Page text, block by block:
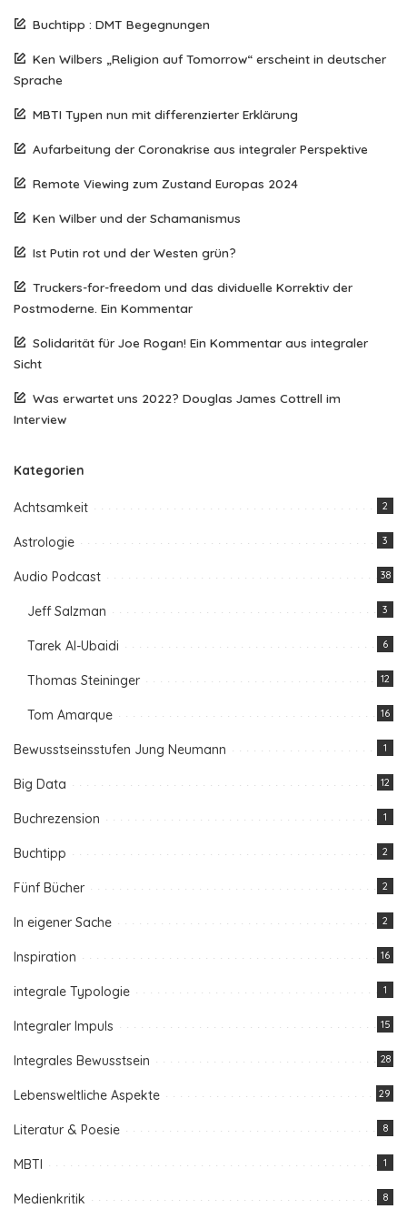
Buchtipp : DMT Begegnungen
Ken Wilbers „Religion auf Tomorrow“ erscheint in deutscher
Sprache
MBTI Typen nun mit differenzierter Erklärung
Aufarbeitung der Coronakrise aus integraler Perspektive
Remote Viewing zum Zustand Europas 2024
Ken Wilber und der Schamanismus
Ist Putin rot und der Westen grün?
Truckers-for-freedom und das dividuelle Korrektiv der
Postmoderne. Ein Kommentar
Solidarität für Joe Rogan! Ein Kommentar aus integraler
Sicht
Was erwartet uns 2022? Douglas James Cottrell im
Interview
Kategorien
Achtsamkeit 2
Astrologie 3
Audio Podcast 38
Jeff Salzman 3
Tarek Al-Ubaidi 6
Thomas Steininger 12
Tom Amarque 16
Bewusstseinsstufen Jung Neumann 1
Big Data 12
Buchrezension 1
Buchtipp 2
Fünf Bücher 2
In eigener Sache 2
Inspiration 16
integrale Typologie 1
Integraler Impuls 15
Integrales Bewusstsein 28
Lebensweltliche Aspekte 29
Literatur & Poesie 8
MBTI 1
Medienkritik 8